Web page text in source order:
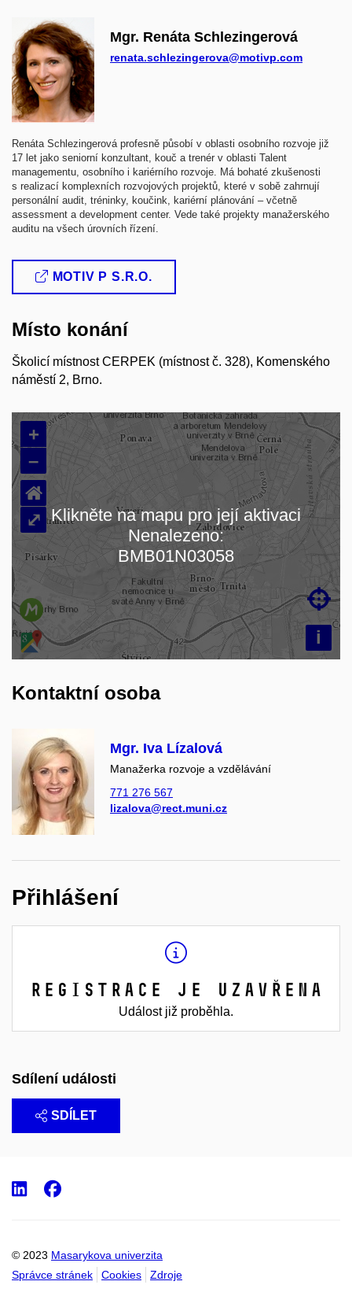
Mgr. Renáta Schlezingerová
renata.schlezingerova@motivp.com
Renáta Schlezingerová profesně působí v oblasti osobního rozvoje již
17 let jako seniorní konzultant, kouč a trenér v oblasti Talent
managementu, osobního i kariérního rozvoje. Má bohaté zkušenosti
s realizací komplexních rozvojových projektů, které v sobě zahrnují
personální audit, tréninky, koučink, kariérní plánování – včetně
assessment a development center. Vede také projekty manažerského
auditu na všech úrovních řízení.
MOTIV P S.R.O.
Místo konání
Školicí místnost CERPEK (místnost č. 328), Komenského
náměstí 2, Brno.
Načítám mapu…
+
–
i

⌂
⤢ Klikněte na mapu pro její aktivaci
Nenalezeno:
BMB01N03058
Kontaktní osoba
Mgr. Iva Lízalová
Manažerka rozvoje a vzdělávání
771 276 567
lizalova@rect.muni.cz
Přihlášení
Registrace je uzavřena
Událost již proběhla.
Sdílení události
SDÍLET
© 2023 Masarykova univerzita
Správce stránek
Cookies Zdroje
LinkedIn
Facebook